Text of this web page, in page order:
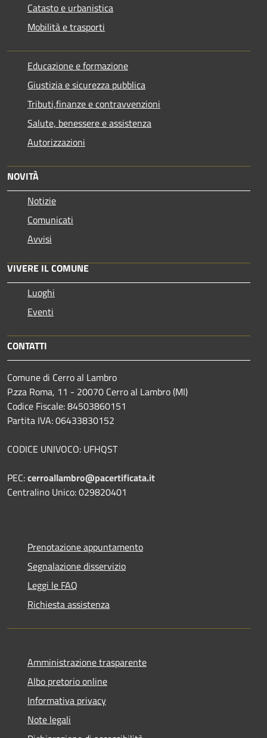
Catasto e urbanistica
Mobilità e trasporti
Educazione e formazione
Giustizia e sicurezza pubblica
Tributi,finanze e contravvenzioni
Salute, benessere e assistenza
Autorizzazioni
NOVITÀ
Notizie
Comunicati
Avvisi
VIVERE IL COMUNE
Luoghi
Eventi
CONTATTI
Comune di Cerro al Lambro
P.zza Roma, 11 - 20070 Cerro al Lambro (MI)
Codice Fiscale: 84503860151
Partita IVA: 06433830152
CODICE UNIVOCO: UFHQST
PEC:cerroallambro@pacertificata.it
Centralino Unico: 029820401
Prenotazione appuntamento
Segnalazione disservizio
Leggi le FAQ
Richiesta assistenza
Amministrazione trasparente
Albo pretorio online
Informativa privacy
Note legali